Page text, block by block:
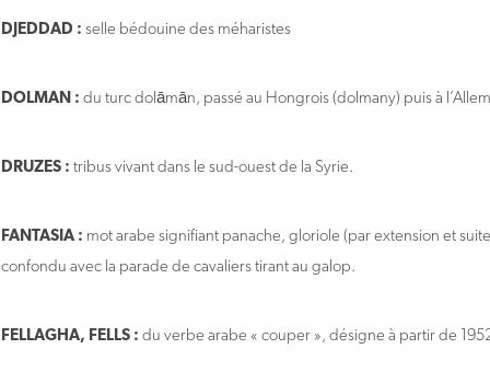
DJEDDAD : selle bédouine des méharistes
DOLMAN : du turc dolāmān, passé au Hongrois (dolmany) puis à
DRUZES : tribus vivant dans le sud-ouest de la Syrie.
FANTASIA : mot arabe signifiant panache, gloriole (par extension et
confondu avec la parade de cavaliers tirant au galop.
FELLAGHA, FELLS : du verbe arabe « couper », désigne à partir de